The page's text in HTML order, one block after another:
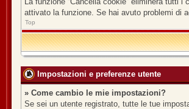
attivato la funzione. Se hai avuto problemi di
Top
Impostazioni e preferenze utente
» Come cambio le mie impostazioni?
Se sei un utente registrato, tutte le tue